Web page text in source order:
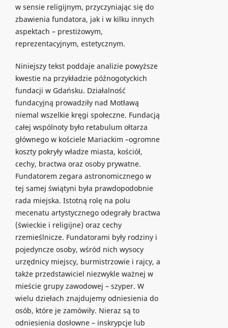
w sensie religijnym, przyczyniając się do
zbawienia fundatora, jak i w kilku innych
aspektach – prestiżowym,
reprezentacyjnym, estetycznym.
Niniejszy tekst poddaje analizie powyższe
kwestie na przykładzie późnogotyckich
fundacji w Gdańsku. Działalność
fundacyjną prowadziły nad Motławą
niemal wszelkie kręgi społeczne. Fundacją
całej wspólnoty było retabulum ołtarza
głównego w kościele Mariackim –ogromne
koszty pokryły władze miasta, kościół,
cechy, bractwa oraz osoby prywatne.
Fundatorem zegara astronomicznego w
tej samej świątyni była prawdopodobnie
rada miejska. Istotną rolę na polu
mecenatu artystycznego odegrały bractwa
(świeckie i religijne) oraz cechy
rzemieślnicze. Fundatorami były rodziny i
pojedyncze osoby, wśród nich wysocy
urzędnicy miejscy, burmistrzowie i rajcy, a
także przedstawiciel niezwykle ważnej w
mieście grupy zawodowej – szyper. W
wielu dziełach znajdujemy odniesienia do
osób, które je zamówiły. Nieraz są to
odniesienia dosłowne – inskrypcje lub